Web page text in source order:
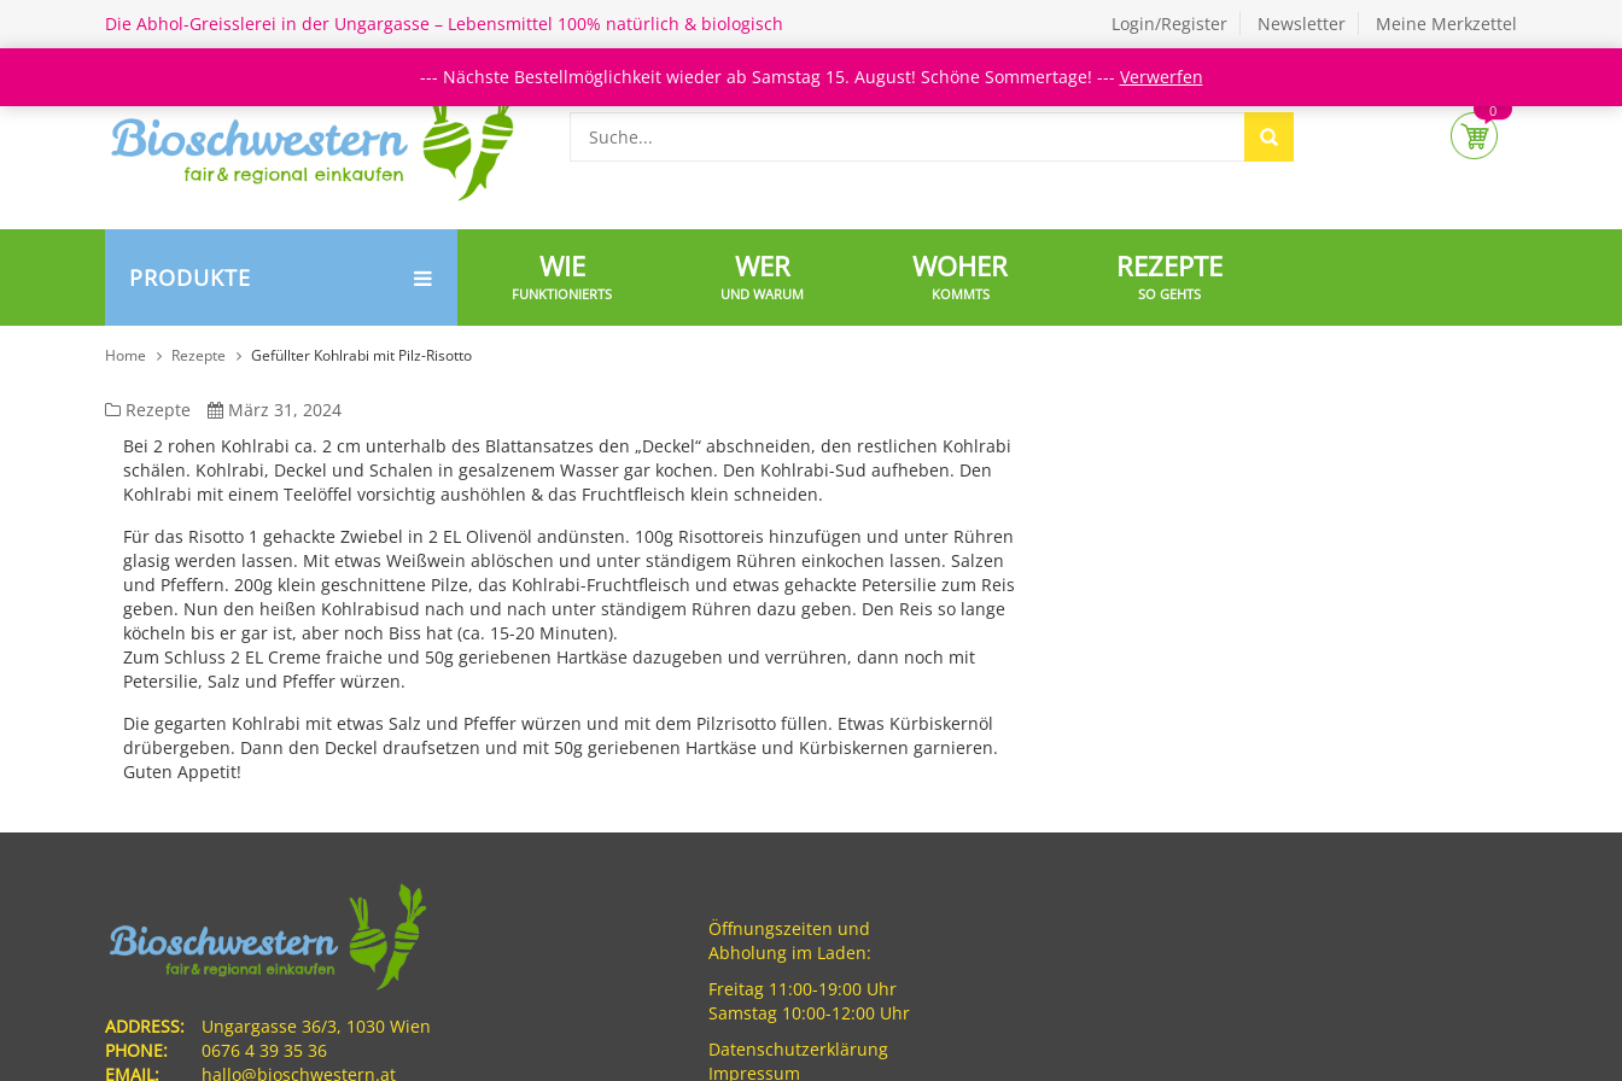
Die Abhol-Greisslerei in der Ungargasse – Lebensmittel 100% natürlich & biologisch Login/Register Newsletter Meine Merkzettel
0
PRODUKTE WIE
FUNKTIONIERTS
WER
UND WARUM
WOHER
KOMMTS
REZEPTE
SO GEHTS
Home Rezepte Gefüllter Kohlrabi mit Pilz-Risotto
Gefüllter
Kohlrabi
mit
Pilz-
Risotto
Rezepte
März 31, 2024
Bei 2 rohen Kohlrabi ca. 2 cm unterhalb des Blattansatzes den „Deckel“ abschneiden, den restlichen Kohlrabi
schälen. Kohlrabi, Deckel und Schalen in gesalzenem Wasser gar kochen. Den Kohlrabi-Sud aufheben. Den
Kohlrabi mit einem Teelöffel vorsichtig aushöhlen & das Fruchtfleisch klein schneiden.
Für das Risotto 1 gehackte Zwiebel in 2 EL Olivenöl andünsten. 100g Risottoreis hinzufügen und unter Rühren
glasig werden lassen. Mit etwas Weißwein ablöschen und unter ständigem Rühren einkochen lassen. Salzen
und Pfeffern. 200g klein geschnittene Pilze, das Kohlrabi-Fruchtfleisch und etwas gehackte Petersilie zum Reis
geben. Nun den heißen Kohlrabisud nach und nach unter ständigem Rühren dazu geben. Den Reis so lange
köcheln bis er gar ist, aber noch Biss hat (ca. 15-20 Minuten).
Zum Schluss 2 EL Creme fraiche und 50g geriebenen Hartkäse dazugeben und verrühren, dann noch mit
Petersilie, Salz und Pfeffer würzen.
Die gegarten Kohlrabi mit etwas Salz und Pfeffer würzen und mit dem Pilzrisotto füllen. Etwas Kürbiskernöl
drübergeben. Dann den Deckel draufsetzen und mit 50g geriebenen Hartkäse und Kürbiskernen garnieren.
Guten Appetit!
ADDRESS:
Ungargasse 36/3, 1030 Wien
PHONE:
0676 4 39 35 36
EMAIL:
hallo@bioschwestern.at
Öffnungszeiten und
Abholung im Laden:
Freitag 11:00-19:00 Uhr
Samstag 10:00-12:00 Uhr
Datenschutzerklärung
Impressum
--- Nächste Bestellmöglichkeit wieder ab Samstag 15. August! Schöne Sommertage! --- Verwerfen